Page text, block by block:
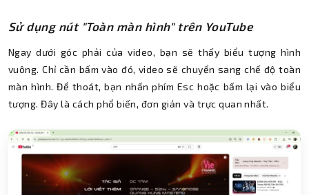
Sử dụng nút "Toàn màn hình" trên YouTube
Ngay dưới góc phải của video, bạn sẽ thấy biểu tượng hình
vuông. Chỉ cần bấm vào đó, video sẽ chuyển sang chế độ toàn
màn hình. Để thoát, bạn nhấn phím Esc hoặc bấm lại vào biểu
tượng. Đây là cách phổ biến, đơn giản và trực quan nhất.